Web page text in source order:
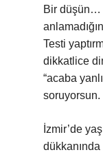
Bir düşün…
Testi
dikkatlice
“acaba
soruyorsun.
İzmir’de